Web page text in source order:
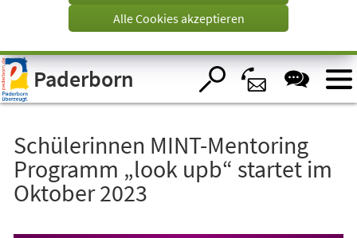
Visuelle
Assistenzsoftware
öffnen.
Alle Cookies akzeptieren
Paderborn
Schülerinnen MINT-Mentoring
Programm „look upb“ startet im
Oktober 2023